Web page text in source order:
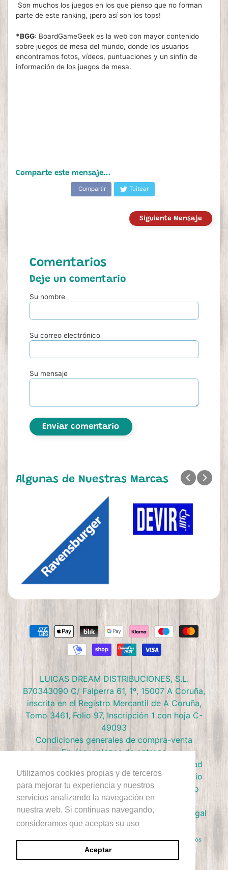
Utilizamos cookies propias y de terceros
para mejorar tu experiencia y nuestros
servicios analizando la navegación en
nuestra web. Si continuas navegando,
consideramos que aceptas su uso
Aceptar
Son muchos los juegos en los que pienso que no forman
parte de este ranking, ¡pero así son los tops!
*BGG: BoardGameGeek es la web con mayor contenido
sobre juegos de mesa del mundo, donde los usuarios
encontramos fotos, vídeos, puntuaciones y un sinfín de
información de los juegos de mesa.
Comparte este mensaje...
Compartir Tuitear
Siguiente Mensaje
Comentarios
Deje un comentario
Su nombre
Su correo electrónico
Su mensaje
Algunas de Nuestras Marcas
LUICAS DREAM DISTRIBUCIONES, S.L.
B70343090 C/ Falperra 61, 1º, 15007 A Coruña,
inscrita en el Registro Mercantil de A Coruña,
Tomo 3461, Folio 97, Inscripción 1 con hoja C-
49093
Condiciones generales de compra-venta
Envíos y plazos de entrega
Política de privacidad
Política de devolución
Términos de Servicio
Política de Cookies
Política de reembolso
Condiciones Club Doctor Panush
Ejercer derecho de desestimiento
Aviso Legal
Derecho de Autor © 2026Doctor Panush. Reservados todos los
derechos.
Sitio diseñado por Rawsterne